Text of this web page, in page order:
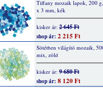
Tiffany mozaik lapok, 200
x 3 mm, kék
kisker ár: 2 645 Ft
shop ár: 2 215 Ft
Sötétben világító mozaik,
mix, zöld
kisker ár: 9 680 Ft
shop ár: 8 120 Ft